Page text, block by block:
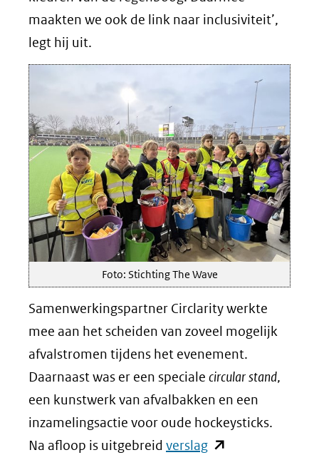
maakten we ook de link naar inclusiviteit’,
legt hij uit.
Foto: Stichting The Wave
Samenwerkingspartner Circlarity werkte
mee aan het scheiden van zoveel mogelijk
afvalstromen tijdens het evenement.
Daarnaast was er een speciale circular stand,
een kunstwerk van afvalbakken en een
inzamelingsactie voor oude hockeysticks.
Na afloop is uitgebreid verslag(opent